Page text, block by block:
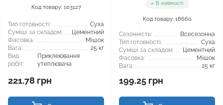
Код товару: 103127
Тип готовності:
Суха
Суміші за складом:
Цементний
Фасовка:
Мішок
Вага:
25 кг
Вид
робіт:
Приклеювання
утеплювача
221.78 грн
В наявності
Код товару: 18660
Сезонність:
Всесезонна
Тип готовності:
Суха
Суміші за складом:
Цементний
Фасовка:
Мішок
Вага:
25 кг
199.25 грн